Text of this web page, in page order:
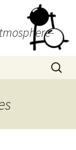
Search
for: